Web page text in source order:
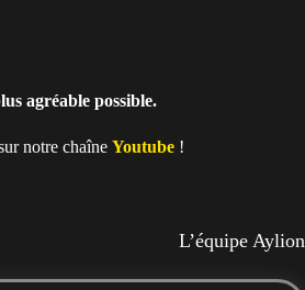
agréable possible.
notre chaîne Youtube !
L’équipe Aylion